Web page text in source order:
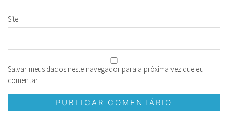
Site
Salvar meus dados neste navegador para a próxima vez que eu
comentar.